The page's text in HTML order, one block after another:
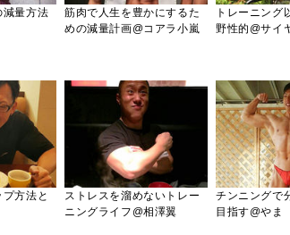
減量方法
筋肉で人生を豊かにするた
めの減量計画@コアラ小嵐
トレーニング
野性的@サイ
方法と
ストレスを溜めないトレー
ニングライフ@相澤翼
チンニングで
目指す@やま